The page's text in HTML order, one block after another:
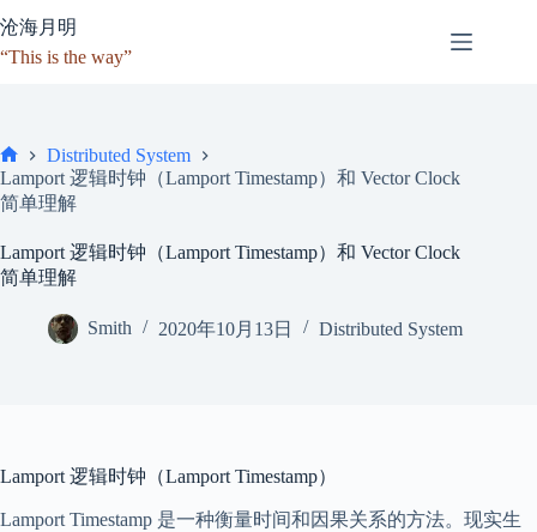
至
内
沧海月明
“This is the way”
首
页
Distributed System
Lamport 逻辑时钟（Lamport Timestamp）和 Vector Clock
简单理解
Lamport 逻辑时钟（Lamport Timestamp）和 Vector Clock
简单理解
Smith 2020年10月13日 Distributed System
Lamport 逻辑时钟（Lamport Timestamp）
Lamport Timestamp 是一种衡量时间和因果关系的方法。现实生